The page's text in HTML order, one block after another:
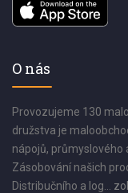
O nás
Provozujeme 130
družstva je
nápojů, průmyslového
Zásobování našich
Distribučního a log...